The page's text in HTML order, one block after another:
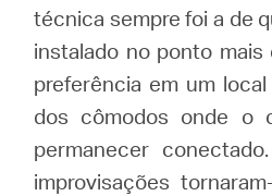
técnica sempre foi a de
instalado no ponto
preferência em um
dos cômodos onde o
permanecer
improvisações